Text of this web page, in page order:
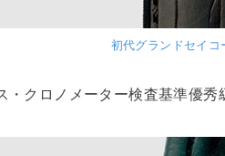
初代グランドセイ
・クロノメーター検査基準優秀